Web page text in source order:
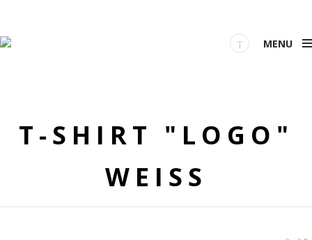
MENU
T-SHIRT "LOGO"
WEISS